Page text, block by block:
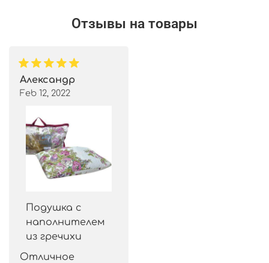
Отзывы на товары
Александр
Feb 12, 2022
Подушка с
наполнителем
из гречихи
Отличное